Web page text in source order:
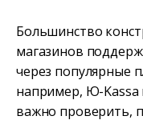
Большинство
магазинов
через популярные
например, Ю-Kassa
важно проверить,